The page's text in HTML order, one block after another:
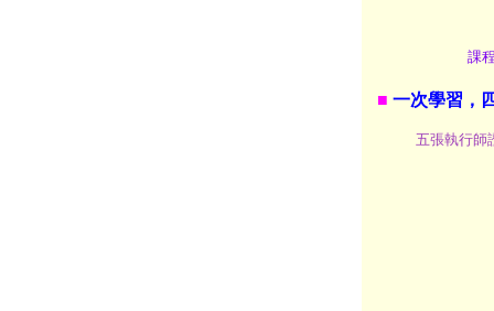
課
■ 一次學習，
五張執行師證